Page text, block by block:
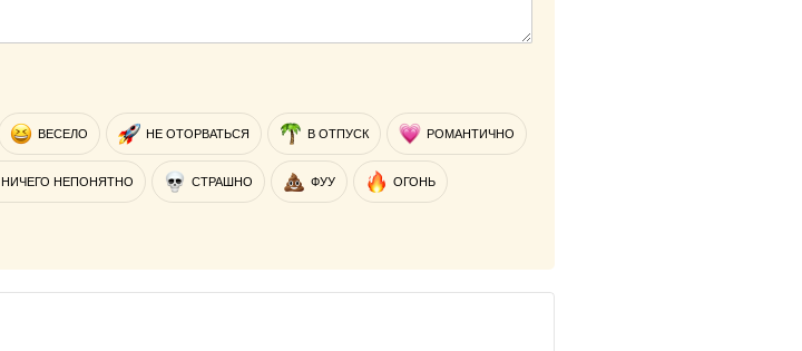
ВЕСЕЛО НЕ ОТОРВАТЬСЯ В ОТПУСК РОМАНТИЧНО
НИЧЕГО НЕПОНЯТНО СТРАШНО ФУУ ОГОНЬ